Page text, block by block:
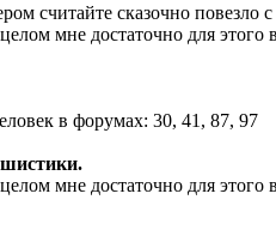
считайте сказочно повезло
мне достаточно для этого
мне достаточно для этого